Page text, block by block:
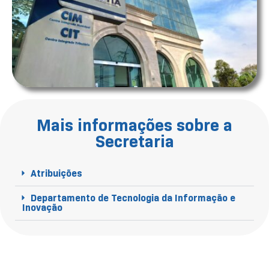
Mais informações sobre a
Secretaria
Atribuições
Departamento de Tecnologia da Informação e
Inovação